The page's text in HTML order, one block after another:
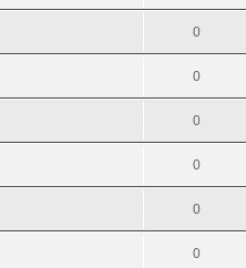
0
0
0
0
0
0